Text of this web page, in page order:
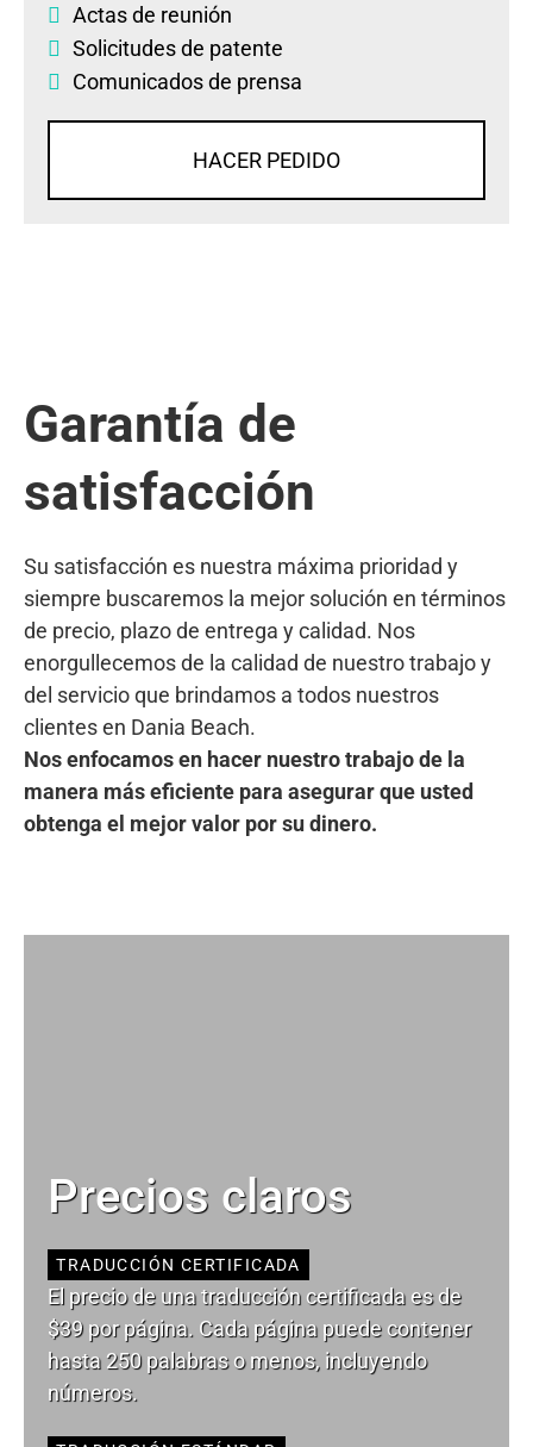
Actas de reunión
Solicitudes de patente
Comunicados de prensa
HACER PEDIDO
Garantía de
satisfacción
Su satisfacción es nuestra máxima prioridad y
siempre buscaremos la mejor solución en términos
de precio, plazo de entrega y calidad. Nos
enorgullecemos de la calidad de nuestro trabajo y
del servicio que brindamos a todos nuestros
clientes en Dania Beach.
Nos enfocamos en hacer nuestro trabajo de la
manera más eficiente para asegurar que usted
obtenga el mejor valor por su dinero.
Precios claros
TRADUCCIÓN CERTIFICADA
El precio de una traducción certificada es de
$39 por página. Cada página puede contener
hasta 250 palabras o menos, incluyendo
números.